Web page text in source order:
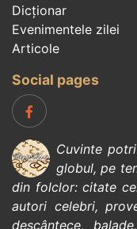
Dicționar
Evenimentele zilei
Articole
Social pages
Cuvinte
globul, pe
din folclor:citate
autori celebri,
descântece, balade